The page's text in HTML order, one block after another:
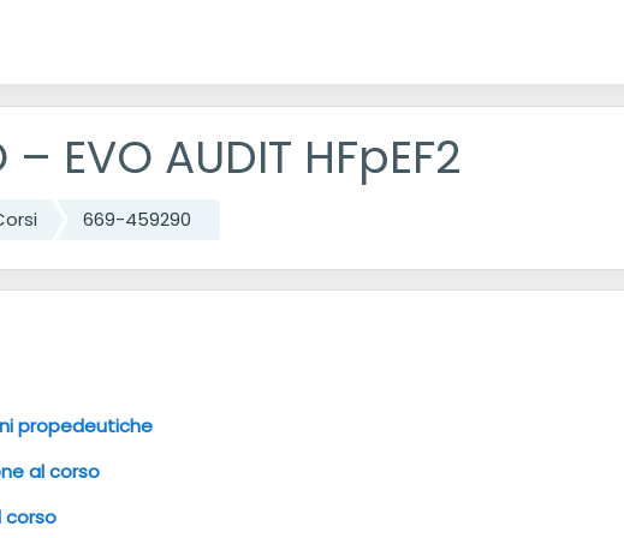
– EVO AUDIT HFpEF2
669-459290
propedeutiche
al corso
corso